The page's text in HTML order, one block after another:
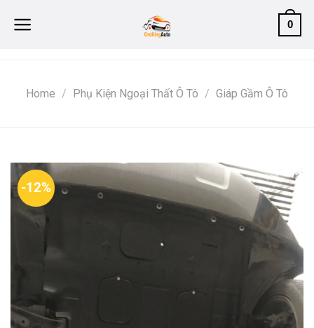
0
Home / Phụ Kiện Ngoại Thất Ô Tô / Giáp Gầm Ô Tô
-12%